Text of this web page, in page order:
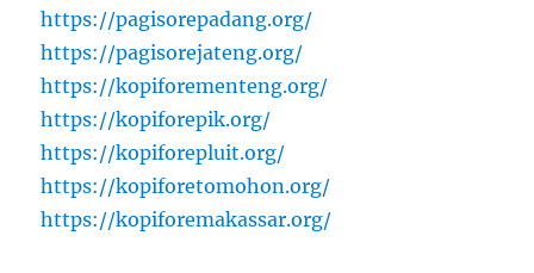
https://pagisorepadang.org/
https://pagisorejateng.org/
https://kopiforementeng.org/
https://kopiforepik.org/
https://kopiforepluit.org/
https://kopiforetomohon.org/
https://kopiforemakassar.org/